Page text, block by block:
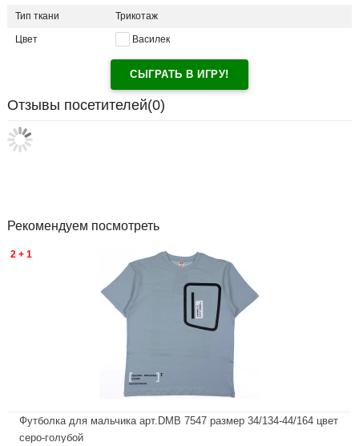
Тип ткани Трикотаж
Цвет Василек
СЫГРАТЬ В ИГРУ!
Отзывы посетителей(0)
Рекомендуем посмотреть
2 + 1
Футболка для мальчика арт.DMB 7547 размер 34/134-44/164 цвет
серо-голубой